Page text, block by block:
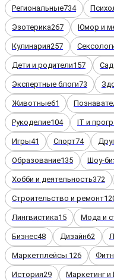
Региональные734
Эзотерика267 Юмор и
Кулинария257
Дети и родители157
Экспертные блоги73
Животные61
Рукоделие104 IT и
Игры41 Спорт74
Образование135 Шоу-
Хобби и деятельность372
Строительство и ремонт
Лингвистика15 Мода и
Бизнес48 Дизайн62
Маркетплейсы 126
История29 Маркетинг и